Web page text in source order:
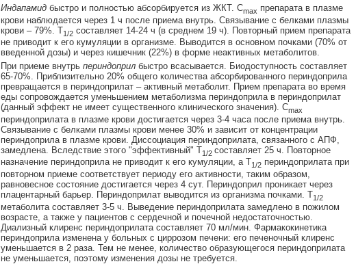
Индапамид быстро и полностью абсорбируется из ЖКТ. Cmax препарата в плазме
крови наблюдается через 1 ч после приема внутрь. Связывание с белками плазмы
крови – 79%. T1/2составляет 14-24 ч (в среднем 19 ч). Повторный прием препарата
не приводит к его кумуляции в организме. Выводится в основном почками (70% от
введенной дозы) и через кишечник (22%) в форме неактивных метаболитов.
При приеме внутрь периндоприлбыстро всасывается. Биодоступность составляет
65-70%. Приблизительно 20% общего количества абсорбированного периндоприла
превращается в периндоприлат – активный метаболит. Прием препарата во время
еды сопровождается уменьшением метаболизма периндоприла в периндоприлат
(данный эффект не имеет существенного клинического значения). Cmax
периндоприлата в плазме крови достигается через 3-4 часа после приема внутрь.
Связывание с белками плазмы крови менее 30% и зависит от концентрации
периндоприла в плазме крови. Диссоциация периндоприлата, связанного с АПФ,
замедлена. Вследствие этого "эффективный" T1/2 составляет 25 ч. Повторное
назначение периндоприла не приводит к его кумуляции, а T1/2периндоприлата при
повторном приеме соответствует периоду его активности, таким образом,
равновесное состояние достигается через 4 сут. Периндоприл проникает через
плацентарный барьер. Периндоприлат выводится из организма почками. T1/2
метаболита составляет 3-5 ч. Выведение периндоприлата замедлено в пожилом
возрасте, а также у пациентов с сердечной и почечной недостаточностью.
Диализный клиренс периндоприлата составляет 70 мл/мин. Фармакокинетика
периндоприла изменена у больных с циррозом печени: его печеночный клиренс
уменьшается в 2 раза. Тем не менее, количество образующегося периндоприлата
не уменьшается, поэтому изменения дозы не требуется.